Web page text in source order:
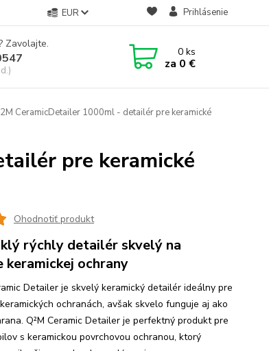
EUR Prihlásenie
Zavolajte.
0ks
za 0 €
CeramicDetailer 1000ml - detailér pre keramické
pre keramické
Ohodnotiť produkt
rýchly detailér skvelý na
keramickej ochrany
Detailer je skvelý keramický detailér ideálny pre
ochranách, avšak skvelo funguje aj ako
Q²M Ceramic Detailer je perfektný produkt pre
s keramickou povrchovou ochranou, ktorý